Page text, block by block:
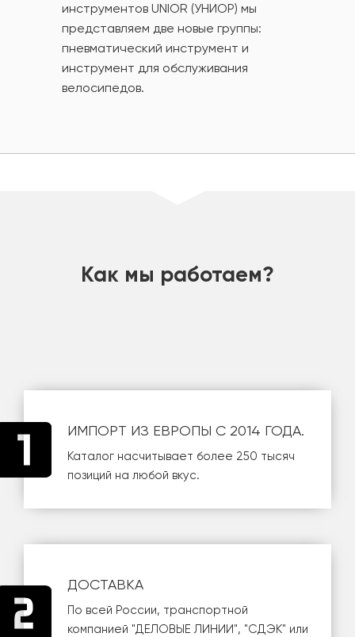
инструментов UNIOR (УНИОР) мы
представляем две новые группы:
пневматический инструмент и
инструмент для обслуживания
велосипедов.
Как мы работаем?
ИМПОРТ ИЗ ЕВРОПЫ С 2014 ГОДА.
Каталог насчитывает более 250 тысяч
позиций на любой вкус.
ДОСТАВКА
По всей России, транспортной
компанией "ДЕЛОВЫЕ ЛИНИИ", "СДЭК" или